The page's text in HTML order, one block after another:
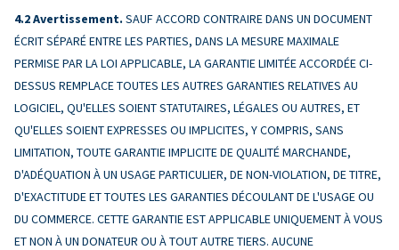
Avertissement. SAUF ACCORD CONTRAIRE DANS UN DOCUMENT
ÉCRIT SÉPARÉ ENTRE LES PARTIES, DANS LA MESURE MAXIMALE
PERMISE PAR LA LOI APPLICABLE, LA GARANTIE LIMITÉE ACCORDÉE CI-
DESSUS REMPLACE TOUTES LES AUTRES GARANTIES RELATIVES AU
LOGICIEL, QU'ELLES SOIENT STATUTAIRES, LÉGALES OU AUTRES, ET
QU'ELLES SOIENT EXPRESSES OU IMPLICITES, Y COMPRIS, SANS
LIMITATION, TOUTE GARANTIE IMPLICITE DE QUALITÉ MARCHANDE,
D'ADÉQUATION À UN USAGE PARTICULIER, DE NON-VIOLATION, DE TITRE,
D'EXACTITUDE ET TOUTES LES GARANTIES DÉCOULANT DE L'USAGE OU
DU COMMERCE. CETTE GARANTIE EST APPLICABLE UNIQUEMENT À VOUS
ET NON À UN DONATEUR OU À TOUT AUTRE TIERS. AUCUNE